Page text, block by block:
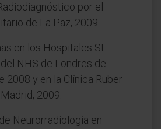
por el
de La Paz, 2009
en los Hospitales St.
NHS de Londres de
2008 y en la Clínica Ruber
2009.
Neurorradiología en